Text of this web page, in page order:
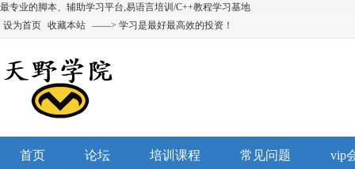
最专业的脚本、辅助学习平台,易语言培训/C++教程学习基地
设为首页 收藏本站 ——> 学习是最好最高效的投资！
首页 论坛 培训课程 常见问题 vip